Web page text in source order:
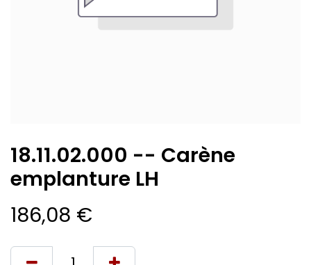
18.11.02.000 -- Carène
emplanture LH
186,08 €